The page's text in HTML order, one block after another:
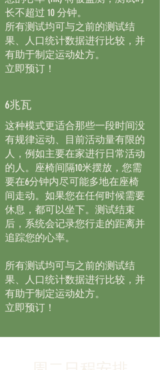
长不超过 10 分钟。
所有测试均可与之前的测试结
果、人口统计数据进行比较，并
有助于制定运动处方。
立即预订！
6兆瓦
这种模式更适合那些一段时间没
有规律运动、目前活动量有限的
人，例如主要在家进行日常活动
的人。座椅间隔10米摆放，您需
要在6分钟内尽可能多地在座椅
间走动。如果您在任何时候需要
休息，都可以坐下。测试结束
后，系统会记录您行走的距离并
追踪您的心率。
所有测试均可与之前的测试结
果、人口统计数据进行比较，并
有助于制定运动处方。
立即预订！